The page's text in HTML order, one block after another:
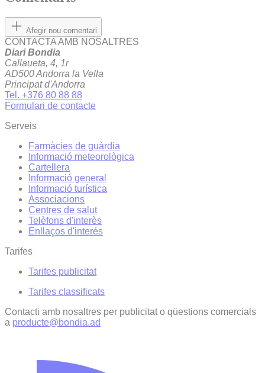
Afegir nou comentari
CONTACTA AMB NOSALTRES
Diari Bondia
Callaueta, 4, 1r
AD500 Andorra la Vella
Principat d'Andorra
Tel. +376 80 88 88
Formulari de contacte
Serveis
Farmàcies de guàrdia
Informació meteorològica
Cartellera
Informació general
Informació turística
Associacions
Centres de salut
Telèfons d'interès
Enllaços d'interés
Tarifes
Tarifes publicitat
Tarifes classificats
Contacti amb nosaltres per publicitat o qüestions comercials
a producte@bondia.ad